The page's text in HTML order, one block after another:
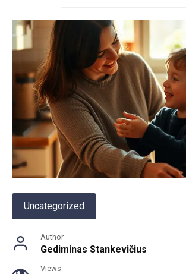
Uncategorized
Author
Gediminas Stankevičius
Views